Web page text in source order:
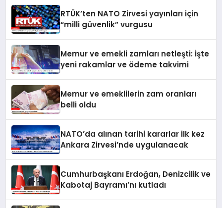
RTÜK’ten NATO Zirvesi yayınları için
“milli güvenlik” vurgusu
Memur ve emekli zamları netleşti: İşte
yeni rakamlar ve ödeme takvimi
Memur ve emeklilerin zam oranları
belli oldu
NATO’da alınan tarihi kararlar ilk kez
Ankara Zirvesi’nde uygulanacak
Cumhurbaşkanı Erdoğan, Denizcilik ve
Kabotaj Bayramı’nı kutladı